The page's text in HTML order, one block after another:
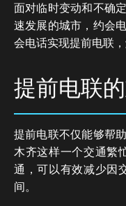
面对临时变动和不确
速发展的城市，约会
会电话实现提前电联
提前电联
提前电联不仅能够帮
木齐这样一个交通繁
通，可以有效减少因
间。